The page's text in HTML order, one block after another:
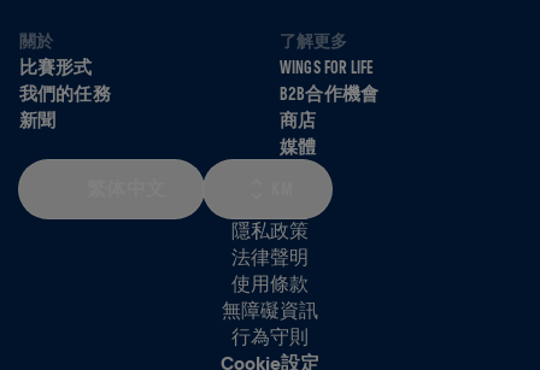
關於
比賽形式
我們的任務
新聞
了解更多
WINGS FOR LIFE
B2B合作機會
商店
媒體
隱私政策
法律聲明
使用條款
無障礙資訊
行為守則
Cookie設定